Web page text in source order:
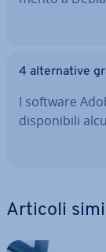
4 al­ter­na­ti­ve
I software
di­spo­ni­bi­li
Articoli